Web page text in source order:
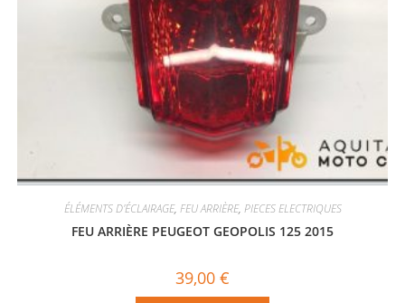
ÉLÉMENTS D'ÉCLAIRAGE, FEU ARRIÈRE, PIECES ELECTRIQUES
FEU ARRIÈRE PEUGEOT GEOPOLIS 125 2015
39,00 €